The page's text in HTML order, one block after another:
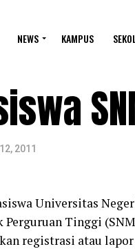
NEWS KAMPUS
2011
Universitas
Perguruan Tinggi
registrasi atau